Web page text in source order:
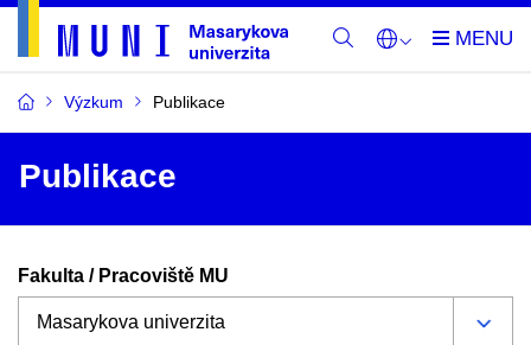
Výzkum Publikace
Publikace
Fakulta / Pracoviště MU